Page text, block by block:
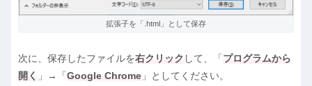
拡張子を「.html」として保存
次に、保存したファイルを右クリック して、「 プログラムから
開く 」→「 Google Chrome 」としてください。